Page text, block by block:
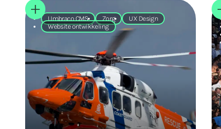
Umbraco CMS Zorg
UX Design
Website ontwikkeling